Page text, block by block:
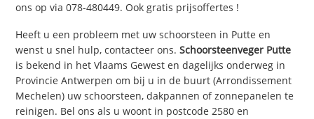
ons op via 078-480449. Ook gratis prijsoffertes !
Heeft u een probleem met uw schoorsteen in Putte en
wenst u snel hulp, contacteer ons.Schoorsteenveger Putte
is bekend in het Vlaams Gewest en dagelijks onderweg in
Provincie Antwerpen om bij u in de buurt (Arrondissement
Mechelen) uw schoorsteen, dakpannen of zonnepanelen te
reinigen. Bel ons als u woont in postcode 2580 en